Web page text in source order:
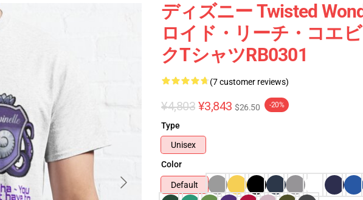
ディズニー Twisted
ロイド・リーチ・コエ
クTシャツRB0301
(7 customer reviews)
¥4,803 ¥3,843 $26.50 -20%
Type
Unisex
Color
Default